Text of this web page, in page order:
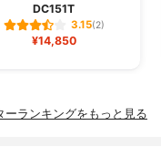
DC151T
3.15(2)
¥14,850
ーランキングをもっと見る